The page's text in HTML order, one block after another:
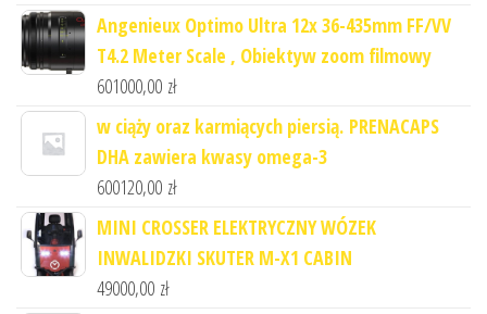
Angenieux Optimo Ultra 12x 36-435mm FF/VV
T4.2 Meter Scale , Obiektyw zoom filmowy
601000,00 zł
w ciąży oraz karmiących piersią. PRENACAPS
DHA zawiera kwasy omega-3
600120,00 zł
MINI CROSSER ELEKTRYCZNY WÓZEK
INWALIDZKI SKUTER M-X1 CABIN
49000,00 zł